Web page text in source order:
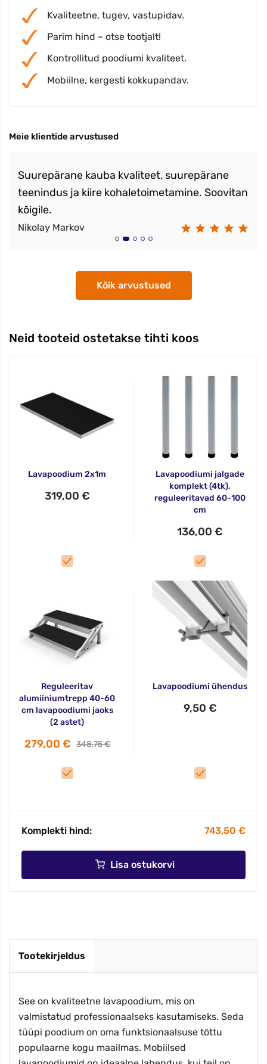
Kvaliteetne, tugev, vastupidav.
Parim hind – otse tootjalt!
Kontrollitud poodiumi kvaliteet.
Mobiilne, kergesti kokkupandav.
Meie klientide arvustused
Suurepärane kauba kvaliteet, suurepärane
teenindus ja kiire kohaletoimetamine. Soovitan
kõigile.
Nikolay Markov
Kõik arvustused
Neid tooteid ostetakse tihti koos
Lavapoodium 2x1m
319,00 €
Lavapoodiumi jalgade
komplekt (4tk),
reguleeritavad 60-100
cm
136,00 €
Reguleeritav
alumiiniumtrepp 40-60
cm lavapoodiumi jaoks
(2 astet)
279,00 € 348,75 €
Lavapoodiumi ühendus
9,50 €
Komplekti hind: 743,50 €
Lisa ostukorvi
Tootekirjeldus
See on kvaliteetne lavapoodium, mis on
valmistatud professionaalseks kasutamiseks. Seda
tüüpi poodium on oma funktsionaalsuse tõttu
populaarne kogu maailmas. Mobiilsed